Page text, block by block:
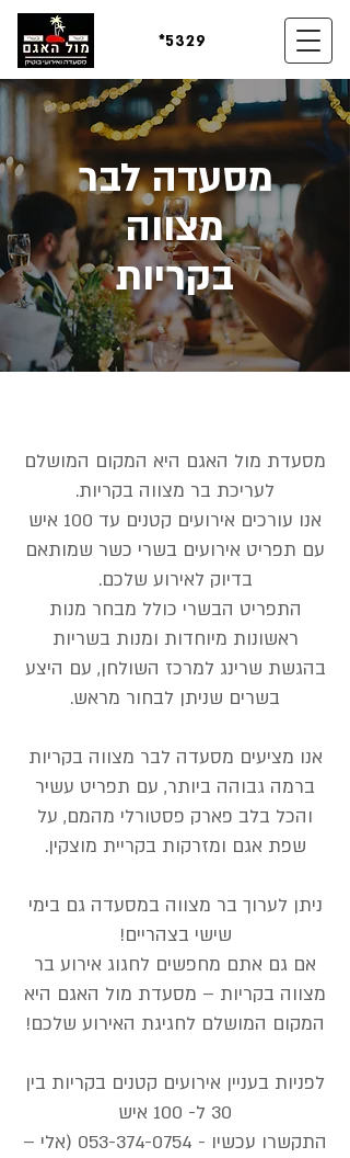
*5329
מסעדה לבר
מצווה
בקריות
מסעדת מול האגם היא המקום המושלם
לעריכת בר מצווה בקריות.
אנו עורכים אירועים קטנים עד 100 איש
עם תפריט אירועים בשרי כשר שמותאם
בדיוק לאירוע שלכם.
התפריט הבשרי כולל מבחר מנות
ראשונות מיוחדות ומנות בשריות
בהגשת שרינג למרכז השולחן, עם היצע
בשרים שניתן לבחור מראש.
אנו מציעים מסעדה לבר מצווה בקריות
ברמה גבוהה ביותר, עם תפריט עשיר
והכל בלב פארק פסטורלי מהמם, על
שפת אגם ומזרקות בקריית מוצקין.
ניתן לערוך בר מצווה במסעדה גם בימי
שישי בצהריים!
אם גם אתם מחפשים לחגוג אירוע בר
מצווה בקריות – מסעדת מול האגם היא
המקום המושלם לחגיגת האירוע שלכם!
לפניות בעניין אירועים קטנים בקריות בין
30 ל- 100 איש
התקשרו עכשיו - 053-374-0754 (אלי –